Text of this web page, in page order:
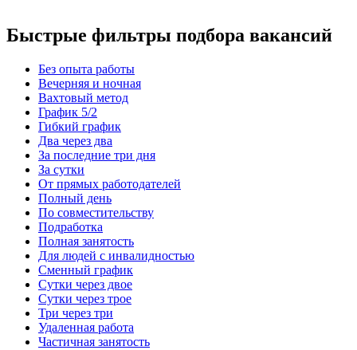
Быстрые фильтры подбора вакансий
Без опыта работы
Вечерняя и ночная
Вахтовый метод
График 5/2
Гибкий график
Два через два
За последние три дня
За сутки
От прямых работодателей
Полный день
По совместительству
Подработка
Полная занятость
Для людей с инвалидностью
Сменный график
Сутки через двое
Сутки через трое
Три через три
Удаленная работа
Частичная занятость